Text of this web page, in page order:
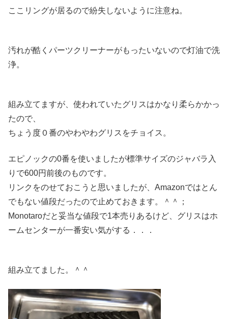
ここリングが居るので紛失しないように注意ね。
汚れが酷くパーツクリーナーがもったいないので灯油で洗
浄。
組み立てますが、使われていたグリスはかなり柔らかかっ
たので、
ちょう度０番のやわやわグリスをチョイス。
エピノックの0番を使いましたが標準サイズのジャバラ入
りで600円前後のものです。
リンクをのせておこうと思いましたが、Amazonではとん
でもない値段だったので止めておきます。＾＾；
Monotaroだと妥当な値段で1本売りあるけど、グリスはホ
ームセンターが一番安い気がする．．．
組み立てました。＾＾